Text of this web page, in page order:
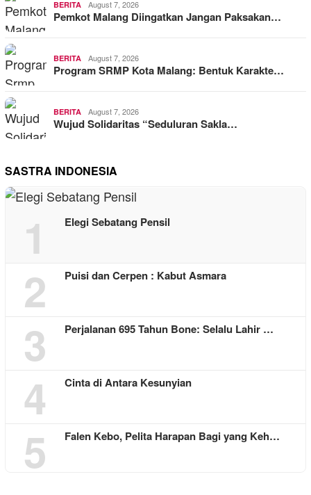
BERITA August 7, 2026
Pemkot Malang Diingatkan Jangan Paksakan…
BERITA August 7, 2026
Program SRMP Kota Malang: Bentuk Karakte…
BERITA August 7, 2026
Wujud Solidaritas “Seduluran Sakla…
SASTRA INDONESIA
1 Elegi Sebatang Pensil
2 Puisi dan Cerpen : Kabut Asmara
3 Perjalanan 695 Tahun Bone: Selalu Lahir …
4 Cinta di Antara Kesunyian
5 Falen Kebo, Pelita Harapan Bagi yang Keh…